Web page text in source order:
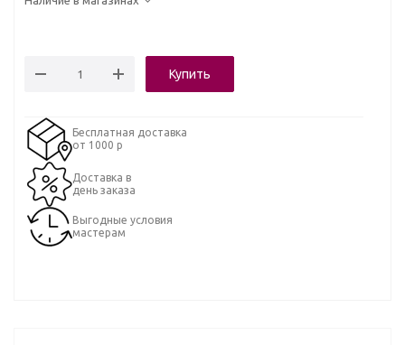
Купить
Бесплатная доставка
от 1000 р
Доставка в
день заказа
Выгодные условия
мастерам